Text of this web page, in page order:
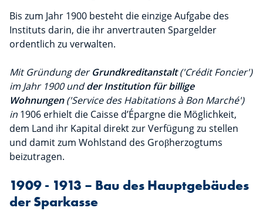
Bis zum Jahr 1900 besteht die einzige Aufgabe des
Instituts darin, die ihr anvertrauten Spargelder
ordentlich zu verwalten.
Mit Gründung derGrundkreditanstalt('Crédit Foncier')
im Jahr 1900 undder Institution für billige
Wohnungen('Service des Habitations à Bon Marché')
in 1906 erhielt die Caisse d’Épargne die Möglichkeit,
dem Land ihr Kapital direkt zur Verfügung zu stellen
und damit zum Wohlstand des Groβherzogtums
beizutragen.
1909 - 1913 – Bau des Hauptgebäudes
der Sparkasse